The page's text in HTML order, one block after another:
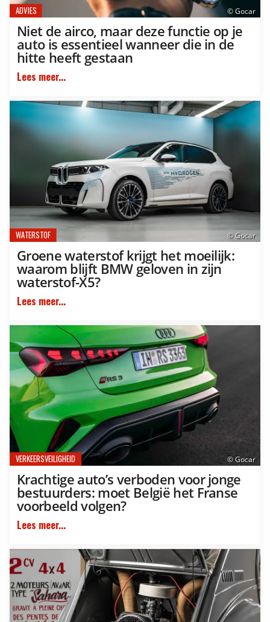
© Gocar
ADVIES
Niet de airco, maar deze functie op je
auto is essentieel wanneer die in de
hitte heeft gestaan
Lees meer...
© Gocar
WATERSTOF
Groene waterstof krijgt het moeilijk:
waarom blijft BMW geloven in zijn
waterstof-X5?
Lees meer...
© Gocar
VERKEERSVEILIGHEID
Krachtige auto’s verboden voor jonge
bestuurders: moet België het Franse
voorbeeld volgen?
Lees meer...